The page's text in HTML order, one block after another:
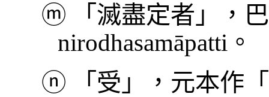
ⓜ
「滅盡定者」，
nirodhasamāpatti。
ⓝ
「受」，元本作